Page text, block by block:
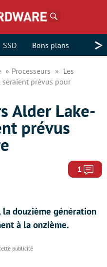
SSD Bons plans >
Processeurs
Les
seraient prévus pour
Alder Lake-
prévus
1
la douzième génération
à la onzième.